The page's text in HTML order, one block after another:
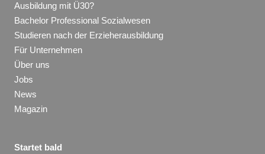
Ausbildung mit Ü30?
Bachelor Professional Sozialwesen
Studieren nach der Erzieherausbildung
Für Unternehmen
Über uns
Jobs
News
Magazin
Startet bald